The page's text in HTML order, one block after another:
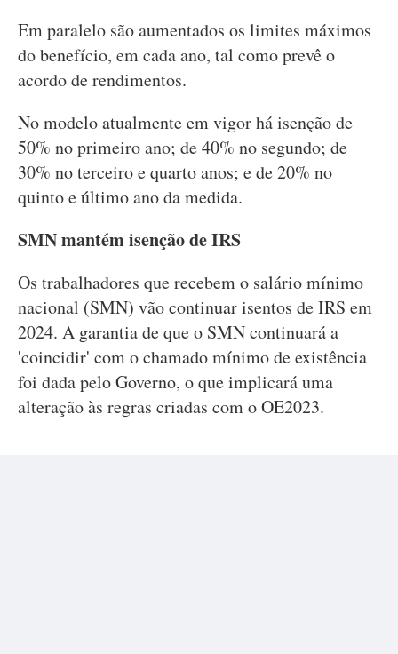
Em paralelo são aumentados os limites máximos
do benefício, em cada ano, tal como prevê o
acordo de rendimentos.
No modelo atualmente em vigor há isenção de
50% no primeiro ano; de 40% no segundo; de
30% no terceiro e quarto anos; e de 20% no
quinto e último ano da medida.
SMN mantém isenção de IRS
Os trabalhadores que recebem o salário mínimo
nacional (SMN) vão continuar isentos de IRS em
2024. A garantia de que o SMN continuará a
'coincidir' com o chamado mínimo de existência
foi dada pelo Governo, o que implicará uma
alteração às regras criadas com o OE2023.